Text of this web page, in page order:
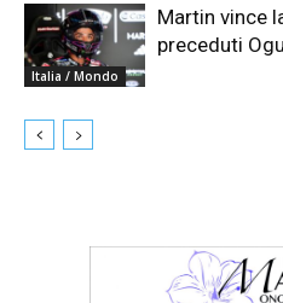
Italia / Mondo
Martin vince
preceduti